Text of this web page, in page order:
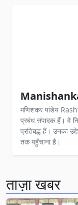
मणिशंकर पांडेय
प्रबंध संपादक हैं। वे
प्रतिबद्ध हैं। उनका
तक पहुँचाना है।
ताज़ा खबर